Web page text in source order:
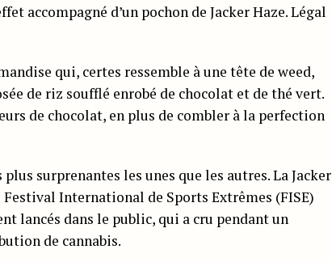
accompagné d’un pochon de Jacker Haze. Légal
qui, certes ressemble à une tête de weed,
de riz soufflé enrobé de chocolat et de thé vert.
de chocolat, en plus de combler à la perfection
surprenantes les unes que les autres. La Jacker
International de Sports Extrêmes (FISE)
lancés dans le public, qui a cru pendant un
de cannabis.